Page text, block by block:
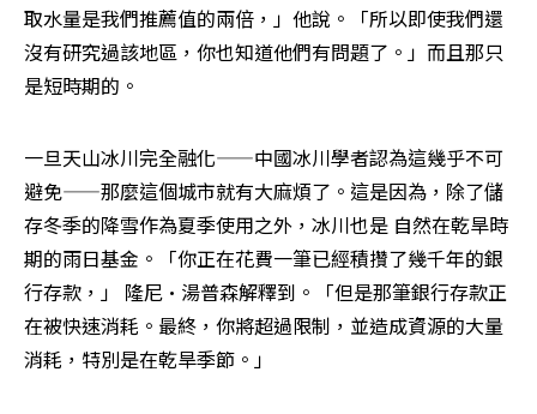
取水量是我們推薦值的兩倍，」他說。「所以即使我們還
沒有研究過該地區，你也知道他們有問題了。」而且那只
是短時期的。
一旦天山冰川完全融化——中國冰川學者認為這幾乎不可
避免——那麼這個城市就有大麻煩了。這是因為，除了儲
存冬季的降雪作為夏季使用之外，冰川也是 自然在乾旱時
期的雨日基金。「你正在花費一筆已經積攢了幾千年的銀
行存款，」 隆尼•湯普森解釋到。「但是那筆銀行存款正
在被快速消耗。最終，你將超過限制，並造成資源的大量
消耗，特別是在乾旱季節。」